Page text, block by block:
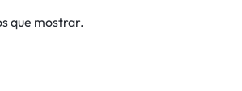
que mostrar.